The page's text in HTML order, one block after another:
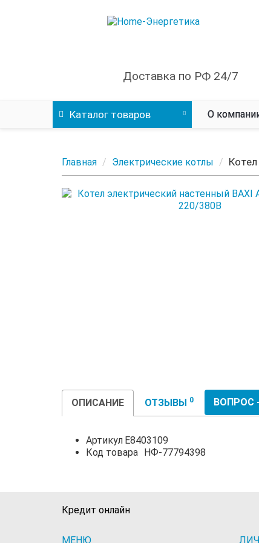
Доставка по РФ 24/7
Каталог товаров О
Главная Электрические котлы
ОПИСАНИЕ ОТЗЫВЫ 0 ВОПРОС
Артикул E8403109
Код товара НФ-77794398
Кредит онлайн
МЕНЮ